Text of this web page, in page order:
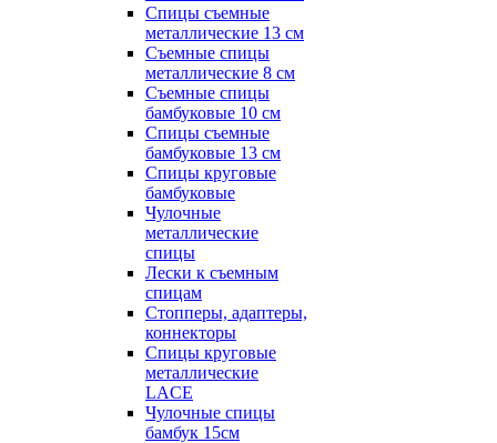
Спицы съемные
металлические 13 см
Съемные спицы
металлические 8 см
Съемные спицы
бамбуковые 10 см
Спицы съемные
бамбуковые 13 см
Спицы круговые
бамбуковые
Чулочные
металлические
спицы
Лески к съемным
спицам
Стопперы, адаптеры,
коннекторы
Спицы круговые
металлические
LACE
Чулочные спицы
бамбук 15см